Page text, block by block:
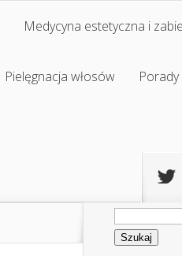
Medycyna estetyczna i
Pielęgnacja włosów
Szukaj: